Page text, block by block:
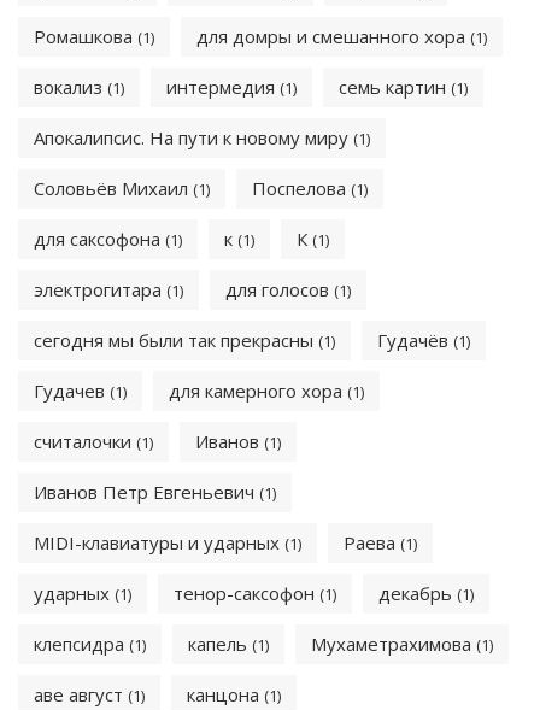
Ромашкова (1) для домры и смешанного хора (1)
вокализ (1) интермедия (1) семь картин (1)
Апокалипсис. На пути к новому миру (1)
Соловьёв Михаил (1) Поспелова (1)
для саксофона (1) к (1) К (1)
электрогитара (1) для голосов (1)
сегодня мы были так прекрасны (1) Гудачёв (1)
Гудачев (1) для камерного хора (1)
считалочки (1) Иванов (1)
Иванов Петр Евгеньевич (1)
MIDI-клавиатуры и ударных (1) Раева (1)
ударных (1) тенор-саксофон (1) декабрь (1)
клепсидра (1) капель (1) Мухаметрахимова (1)
аве август (1) канцона (1)